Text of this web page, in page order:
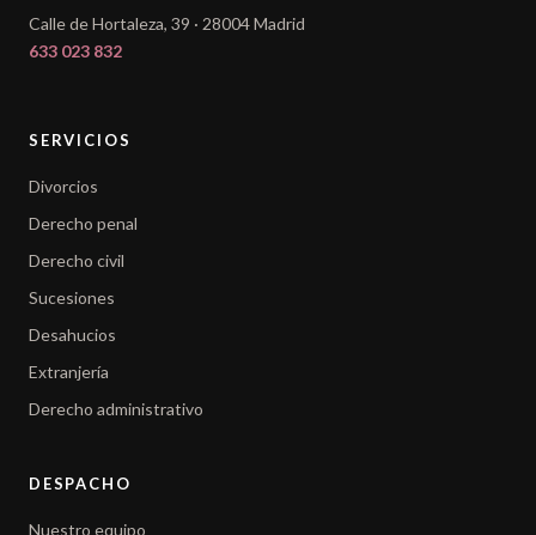
Calle de Hortaleza, 39 · 28004 Madrid
633 023 832
SERVICIOS
Divorcios
Derecho penal
Derecho civil
Sucesiones
Desahucios
Extranjería
Derecho administrativo
DESPACHO
Nuestro equipo